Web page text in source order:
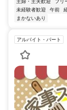
主婦・主夫歓迎
フリ
未経験者歓迎
午前
まかないあり
アルバイト・パート